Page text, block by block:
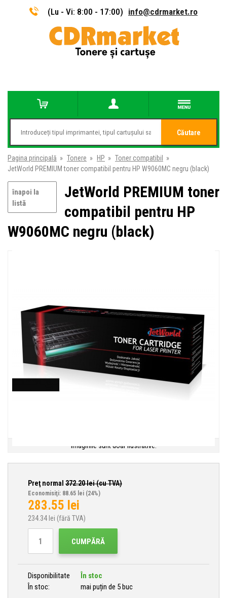
(Lu - Vi: 8:00 - 17:00) info@cdrmarket.ro
Căutare
Pagina principală » Tonere » HP » Toner compatibil
»
JetWorld PREMIUM toner compatibil pentru HP W9060MC negru (black)
înapoi la
listă
JetWorld PREMIUM toner
compatibil pentru HP
W9060MC negru (black)
Imaginile sunt doar ilustrative.
Preţ normal 372.20lei (cu TVA)
Economisiţi: 88.65 lei (24%)
283.55 lei
234.34 lei (fără TVA)
CUMPĂRĂ
Disponibilitate
În stoc
În stoc:
mai puțin de 5 buc